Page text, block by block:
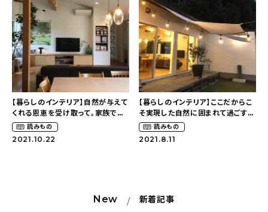
カテゴリー一覧
新着記事
人気の記事
おすすめの記事
【暮らしのインテリア】自然が与えて
くれる恩恵を受け取って。家族で過
ごす時間を大切に〜田舎暮らしの
楽しみ方（ryotayaさん）
読みもの
2021.10.22
【暮らしのインテリア】ここだからこ
そ実現した自然に囲まれて過ごす豊
かな時間〜田舎暮らしの楽しみ方
（ryotayaさん）
読みもの
2021.8.11
New 新着記事